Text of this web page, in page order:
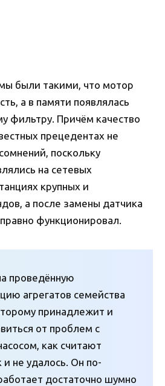
были такими, что мотор
а в памяти появлялась
фильтру. Причём качество
прецедентах не
поскольку
на сетевых
крупных и
а после замены датчика
функционировал.
проведённую
агрегатов семейства
принадлежит и
от проблем с
как считают
и не удалось. Он по-
достаточно шумно